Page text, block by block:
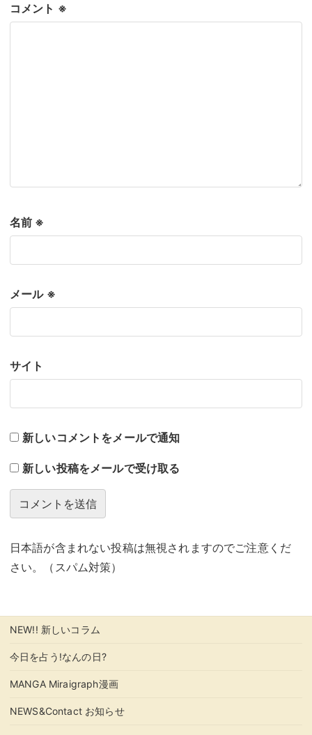
コメント ※
名前 ※
メール ※
サイト
新しいコメントをメールで通知
新しい投稿をメールで受け取る
日本語が含まれない投稿は無視されますのでご注意くだ
さい。（スパム対策）
NEW!! 新しいコラム
今日を占う!なんの日?
MANGA Miraigraph漫画
NEWS&Contact お知らせ